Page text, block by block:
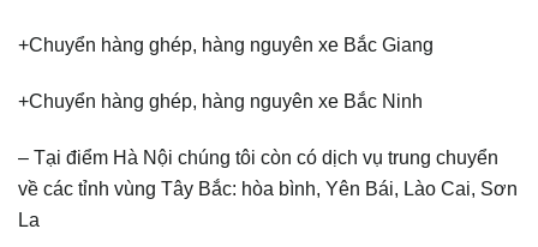
+Chuyển hàng ghép, hàng nguyên xe Bắc Giang
+Chuyển hàng ghép, hàng nguyên xe Bắc Ninh
– Tại điểm Hà Nội chúng tôi còn có dịch vụ trung chuyển
về các tỉnh vùng Tây Bắc: hòa bình, Yên Bái, Lào Cai, Sơn
La